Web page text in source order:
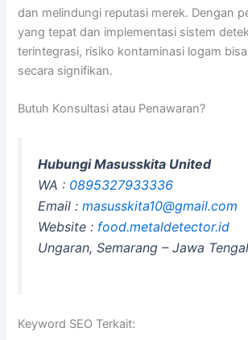
dan melindungi reputasi merek. Dengan
yang tepat dan implementasi sistem
terintegrasi, risiko kontaminasi logam
secara signifikan.
Butuh Konsultasi atau Penawaran?
Hubungi Masusskita United
WA : 0895327933336
Email :masusskita10@gmail.com
Website : food.metaldetector.id
Ungaran, Semarang – Jawa
Keyword SEO Terkait: